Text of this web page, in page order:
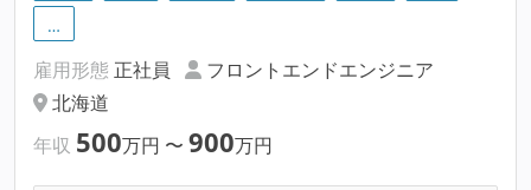
…
雇用形態 正社員
フロントエンドエンジニア
北海道
年収 500万円 〜 900万円